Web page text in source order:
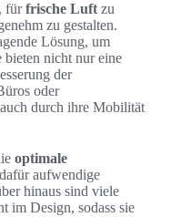
fürfrische Luft zu
zu gestalten.
Lösung, um
bieten nicht nur eine
der
oder
durch ihre Mobilität
optimale
aufwendige
hinaus sind viele
im Design, sodass sie